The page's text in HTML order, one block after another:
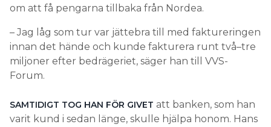
om att få pengarna tillbaka från Nordea.
– Jag låg som tur var jättebra till med faktureringen
innan det hände och kunde fakturera runt två–tre
miljoner efter bedrägeriet, säger han till VVS-
Forum.
SAMTIDIGT TOG HAN FÖR GIVET att banken, som han
varit kund i sedan länge, skulle hjälpa honom. Hans